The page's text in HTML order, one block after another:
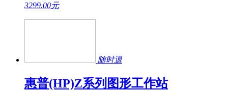
3299.00元
随时退
惠普(HP)Z系列图形工作站